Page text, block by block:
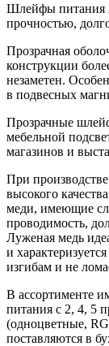
Шлейфы питания
прочностью,
Прозрачная
конструкции
незаметен.
в подвесных
Прозрачные
мебельной
магазинов и
При
высокого
меди, имеющие
проводимость,
Луженая медь
и
изгибам и не
В ассортименте
питания с 2, 4, 5
(одноцветные,
поставляются в